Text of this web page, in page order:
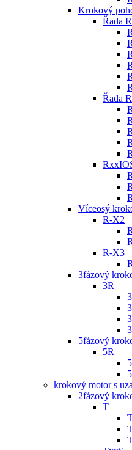
Krokový
Řada
Řada
Víceosý
R-X2
R-X3
3fázový
3R
5fázový
5R
krokový motor s
2fázový
T